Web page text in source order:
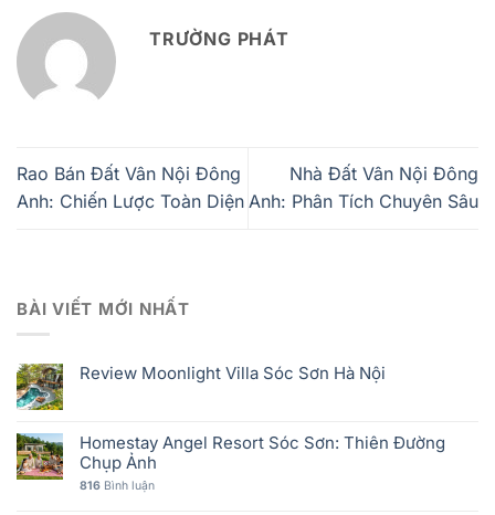
TRƯỜNG PHÁT
Rao Bán Đất Vân Nội Đông
Anh: Chiến Lược Toàn Diện
Nhà Đất Vân Nội Đông
Anh: Phân Tích Chuyên Sâu
BÀI VIẾT MỚI NHẤT
Review Moonlight Villa Sóc Sơn Hà Nội
Homestay Angel Resort Sóc Sơn: Thiên Đường
Chụp Ảnh
816 Bình luận